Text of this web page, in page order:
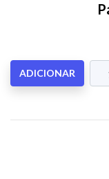
ADICIONAR